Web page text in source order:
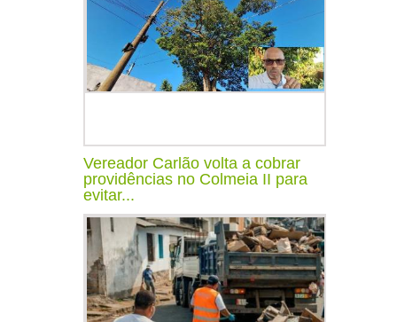
Vereador Carlão volta a cobrar
providências no Colmeia II para
evitar...